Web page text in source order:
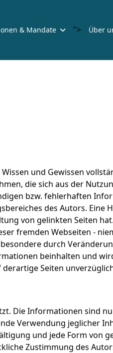
& Mandate "> Über
und Gewissen
die sich aus der
bzw. fehlerhaften
des Autors. Eine
von gelinkten Seiten
fremden Webseiten -
durch
beinhalten und
Seiten
Die Informationen sind
Verwendung jeglicher
und jede Form von
Zustimmung des